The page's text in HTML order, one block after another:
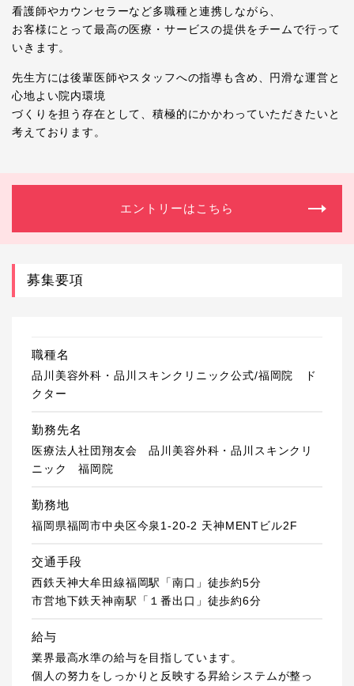
看護師やカウンセラーなど多職種と連携しながら、
お客様にとって最高の医療・サービスの提供をチームで行って
いきます。
先生方には後輩医師やスタッフへの指導も含め、円滑な運営と
心地よい院内環境
づくりを担う存在として、積極的にかかわっていただきたいと
考えております。
エントリーはこちら
募集要項
職種名
品川美容外科・品川スキンクリニック公式/福岡院 ド
クター
勤務先名
医療法人社団翔友会 品川美容外科・品川スキンクリ
ニック 福岡院
勤務地
福岡県福岡市中央区今泉1-20-2 天神MENTビル2F
交通手段
西鉄天神大牟田線福岡駅「南口」徒歩約5分
市営地下鉄天神南駅「１番出口」徒歩約6分
給与
業界最高水準の給与を目指しています。
個人の努力をしっかりと反映する昇給システムが整っ